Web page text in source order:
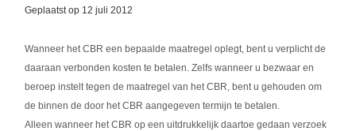
Geplaatst op 12 juli 2012
Wanneer het CBR een bepaalde maatregel oplegt, bent u verplicht de
daaraan verbonden kosten te betalen. Zelfs wanneer u bezwaar en
beroep instelt tegen de maatregel van het CBR, bent u gehouden om
de binnen de door het CBR aangegeven termijn te betalen.
Alleen wanneer het CBR op een uitdrukkelijk daartoe gedaan verzoek